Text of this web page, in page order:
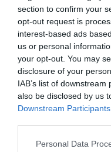
section to confirm your
opt-out request is
interest-based ads
us or personal
your opt-out. You may
disclosure of your
IAB’s list of
also be disclosed by us
Downstream Participants
Personal Data
San José:
planteja
de la
normativa
de dades
personal"